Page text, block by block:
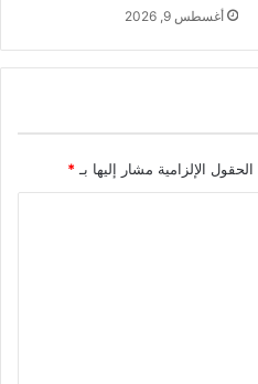
أغسطس 9, 2026
الحقول الإلزامية مشار إليها بـ *